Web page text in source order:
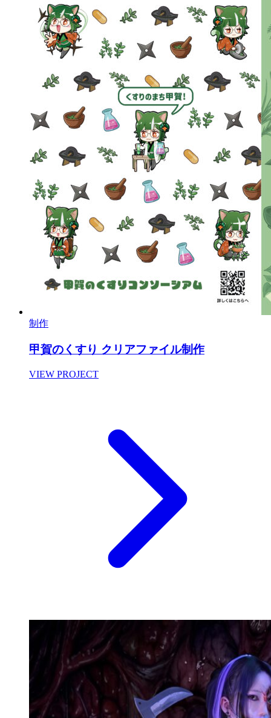
制作
甲賀のくすり クリアファイル制作
VIEW PROJECT